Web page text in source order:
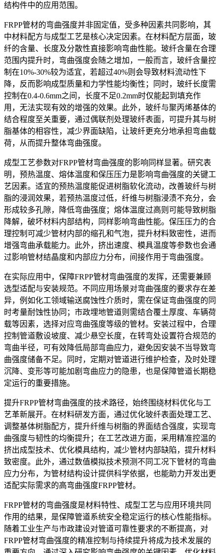
结构件中的应用范围。
FRPP管材的弯曲强度并非固定值，受多种因素共同影响，其
中材料配方与成型工艺是核心决定因素。在材料配方层面，玻
纤的含量、长度及分散性直接影响弯曲性能。玻纤含量在合理
范围内提升时，弯曲强度会随之增加，一般而言，玻纤含量控
制在10%-30%较为适宜，若超过40%则会导致材料流动性下
降，反而影响成型质量和力学性能均衡性；同时，玻纤长度需
控制在0.4-0.6mm之间，长度不足0.2mm时仅能起到填充作
用，无法实现有效的增强的效果。此外，玻纤与聚丙烯基体的
结合程度至关重要，通过偶联剂处理玻纤表面，可提升其与树
脂基体的相容性，减少界面缺陷，让玻纤更充分地承担弯曲载
荷，从而提升整体弯曲强度。
成型工艺参数对FRPP管材弯曲强度的影响同样显著。研究表
明，预热温度、熔体温度和保压压力是影响弯曲强度的关键工
艺因素。适宜的预热温度能促进树脂软化流动，改善玻纤与树
脂的浸润效果，若预热温度过低，纤维与树脂浸渍不充分，会
形成较多孔隙，降低弯曲强度；熔体温度过高则可能导致树脂
降解，破坏材料内部结构，同样影响弯曲性能。保压压力的合
理控制可减少管材内部的缩孔和气泡，提升材料致密性，进而
增强弯曲承载能力。此外，挤出速度、模具温度等参数也会通
过影响管材结晶度和内部应力分布，间接作用于弯曲强度。
在实际应用中，保障FRPP管材弯曲强度的发挥，还需要兼顾
选型适配与安装规范。不同应用场景对弯曲强度的要求存在差
异，例如化工领域输送腐蚀性介质时，需在保证弯曲强度的同
时考量耐蚀性协同；市政埋地管道则需结合覆土厚度、车辆荷
载等因素，选择对应弯曲强度等级的管材。安装过程中，合理
控制管道敷设坡度、减少悬空长度，在转弯处设置符合规范的
弯曲半径，可有效降低局部弯曲应力，避免因安装不当导致弯
曲强度储备不足。同时，定期对管道进行维护检查，及时处理
沉降、变形等可能加剧弯曲应力的隐患，也是保障管道长期稳
定运行的重要措施。
提升FRPP管材弯曲强度的技术路径，始终围绕材料优化与工
艺革新展开。在材料研发方面，通过优化玻纤表面处理工艺、
调整基体树脂配方，提升纤维与树脂的界面结合强度，实现弯
曲强度与韧性的均衡提升；在工艺改进方面，采用精准控温的
挤出成型技术、优化模具结构，减少管材内部缺陷，提升材料
致密度。此外，通过数值模拟技术预测不同工况下管材的弯曲
应力分布，为管材结构设计提供科学依据，也能助力开发出更
适配实际需求的高弯曲强度FRPP管材。
FRPP管材的弯曲强度是材料特性、成型工艺与应用环境共同
作用的结果，是保障管道系统安全稳定运行的核心性能指标。
随着工业生产与市政建设对管道可靠性要求的不断提高，对
FRPP管材弯曲强度的精准控制与持续提升将成为技术发展的